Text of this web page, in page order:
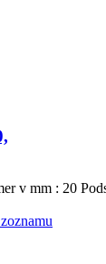
v mm : 20